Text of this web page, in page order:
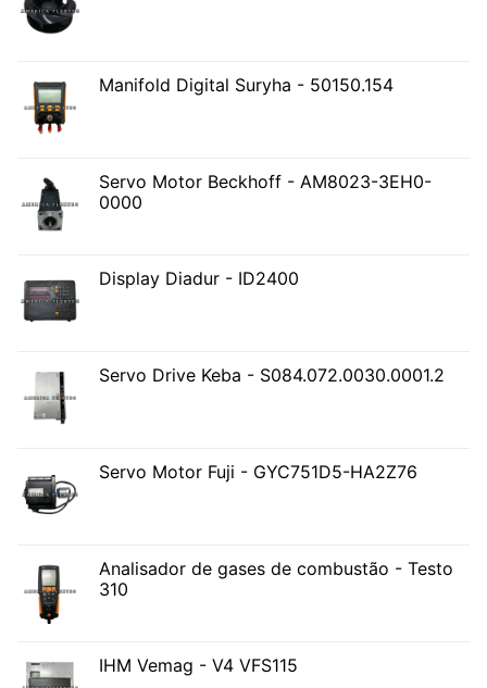
Manifold Digital Suryha - 50150.154
Servo Motor Beckhoff - AM8023-3EH0-
0000
Display Diadur - ID2400
Servo Drive Keba - S084.072.0030.0001.2
Servo Motor Fuji - GYC751D5-HA2Z76
Analisador de gases de combustão - Testo
310
IHM Vemag - V4 VFS115